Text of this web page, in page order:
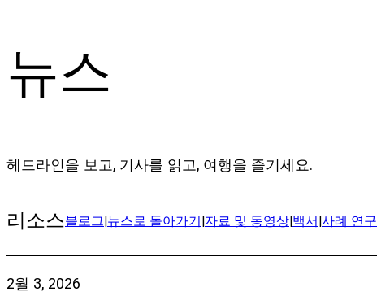
뉴스
헤드라인을 보고, 기사를 읽고, 여행을 즐기세요.
리소스블로그|뉴스로 돌아가기|자료 및 동영상|백서|사례 연구
2월 3, 2026